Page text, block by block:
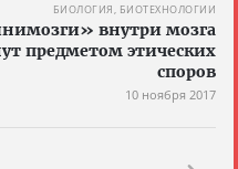
БИОЛОГИЯ, БИОТЕХНОЛОГИИ
внутри мозга
предметом этических
споров
10 ноября 2017